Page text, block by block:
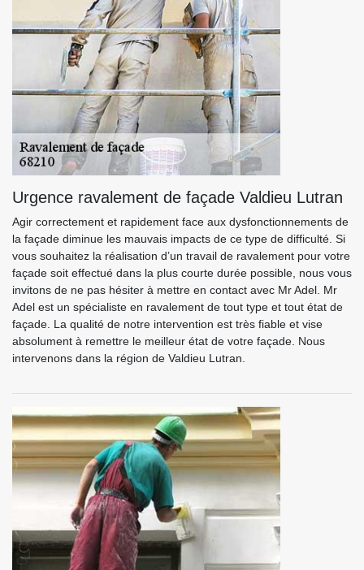
Urgence ravalement de façade Valdieu Lutran
Agir correctement et rapidement face aux dysfonctionnements de
la façade diminue les mauvais impacts de ce type de difficulté. Si
vous souhaitez la réalisation d’un travail de ravalement pour votre
façade soit effectué dans la plus courte durée possible, nous vous
invitons de ne pas hésiter à mettre en contact avec Mr Adel. Mr
Adel est un spécialiste en ravalement de tout type et tout état de
façade. La qualité de notre intervention est très fiable et vise
absolument à remettre le meilleur état de votre façade. Nous
intervenons dans la région de Valdieu Lutran.